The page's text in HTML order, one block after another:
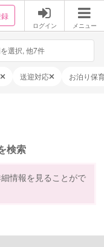
ログイン メニュー
選択, 他7件
送迎対応 お泊り保
検索
情報を見ることがで